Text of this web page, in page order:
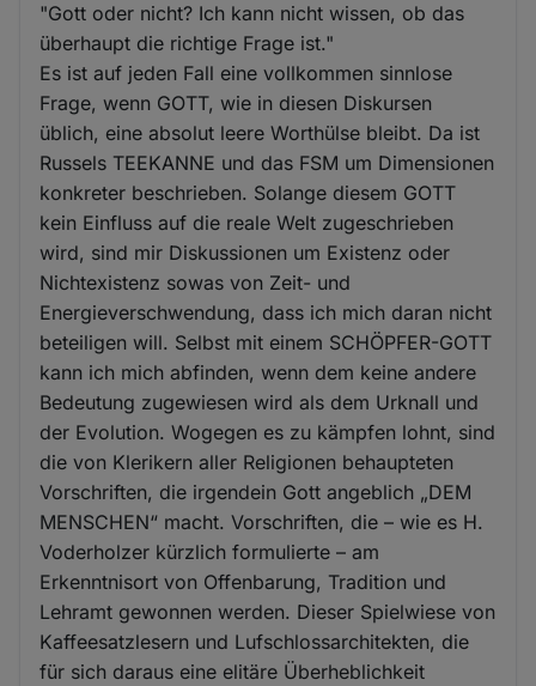
"Gott oder nicht? Ich kann nicht wissen, ob das
überhaupt die richtige Frage ist."
Es ist auf jeden Fall eine vollkommen sinnlose
Frage, wenn GOTT, wie in diesen Diskursen
üblich, eine absolut leere Worthülse bleibt. Da ist
Russels TEEKANNE und das FSM um Dimensionen
konkreter beschrieben. Solange diesem GOTT
kein Einfluss auf die reale Welt zugeschrieben
wird, sind mir Diskussionen um Existenz oder
Nichtexistenz sowas von Zeit- und
Energieverschwendung, dass ich mich daran nicht
beteiligen will. Selbst mit einem SCHÖPFER-GOTT
kann ich mich abfinden, wenn dem keine andere
Bedeutung zugewiesen wird als dem Urknall und
der Evolution. Wogegen es zu kämpfen lohnt, sind
die von Klerikern aller Religionen behaupteten
Vorschriften, die irgendein Gott angeblich „DEM
MENSCHEN“ macht. Vorschriften, die – wie es H.
Voderholzer kürzlich formulierte – am
Erkenntnisort von Offenbarung, Tradition und
Lehramt gewonnen werden. Dieser Spielwiese von
Kaffeesatzlesern und Lufschlossarchitekten, die
für sich daraus eine elitäre Überheblichkeit